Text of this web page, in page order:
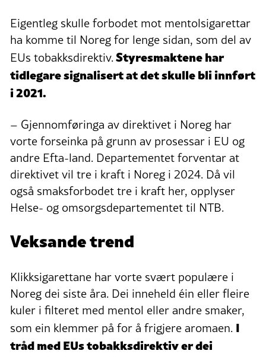
Eigentleg skulle forbodet mot mentolsigarettar
ha komme til Noreg for lenge sidan, som del av
EUs tobakksdirektiv.Styresmaktene har
tidlegare signalisert at det skulle bli innført
i 2021.
– Gjennomføringa av direktivet i Noreg har
vorte forseinka på grunn av prosessar i EU og
andre Efta-land. Departementet forventar at
direktivet vil tre i kraft i Noreg i 2024. Då vil
også smaksforbodet tre i kraft her, opplyser
Helse- og omsorgsdepartementet til NTB.
Veksande trend
Klikksigarettane har vorte svært populære i
Noreg dei siste åra. Dei inneheld éin eller fleire
kuler i filteret med mentol eller andre smaker,
som ein klemmer på for å frigjere aromaen. I
tråd med EUs tobakksdirektiv er dei